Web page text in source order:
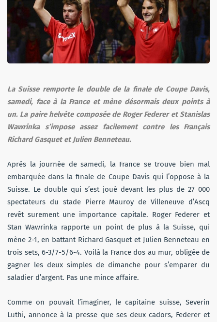
La Suisse remporte le double de la finale de Coupe Davis,
samedi, face à la France et mène désormais deux points à
un. La paire helvète composée de Roger Federer et Stanislas
Wawrinka s’impose assez facilement contre les Français
Richard Gasquet et Julien Benneteau.
Après la journée de samedi, la France se trouve bien mal
embarquée dans la finale de Coupe Davis qui l’oppose à la
Suisse. Le double qui s’est joué devant les plus de 27 000
spectateurs du stade Pierre Mauroy de Villeneuve d’Ascq
revêt surement une importance capitale. Roger Federer et
Stan Wawrinka rapporte un point de plus à la Suisse, qui
mène 2-1, en battant Richard Gasquet et Julien Benneteau en
trois sets, 6-3/7-5/6-4. Voilà la France dos au mur, obligée de
gagner les deux simples de dimanche pour s’emparer du
saladier d’argent. Pas une mince affaire.
Comme on pouvait l’imaginer, le capitaine suisse, Severin
Luthi, annonce à la presse que ses deux cadors, Federer et